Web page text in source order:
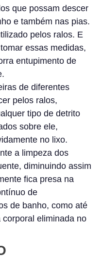
que possam descer
e também nas pias.
pelos ralos. E
essas medidas,
entupimento de
de diferentes
pelos ralos,
tipo de detrito
sobre ele,
no lixo.
a limpeza dos
diminuindo assim
fica presa na
de
de banho, como até
eliminada no